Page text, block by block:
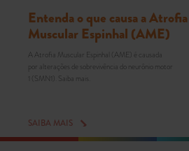
Entenda o que causa a Atrofia
Muscular Espinhal (AME)
A Atrofia Muscular Espinhal (AME) é causada
por alterações de sobrevivência do neurônio motor
1 (SMN1). Saiba mais.
SAIBA MAIS